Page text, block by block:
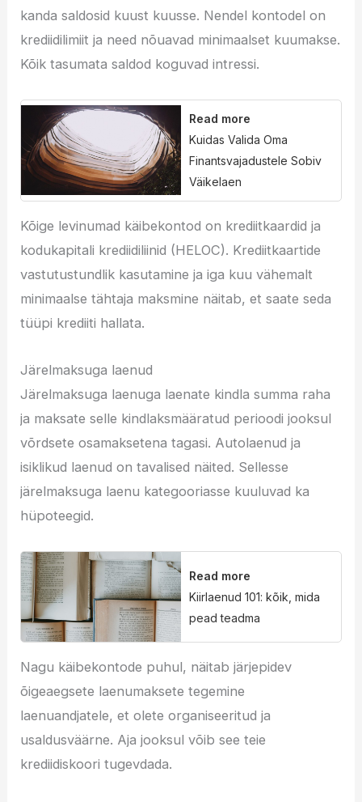
kanda saldosid kuust kuusse. Nendel kontodel on
krediidilimiit ja need nõuavad minimaalset kuumakse.
Kõik tasumata saldod koguvad intressi.
Read more
Kuidas Valida Oma
Finantsvajadustele Sobiv
Väikelaen
Kõige levinumad käibekontod on krediitkaardid ja
kodukapitali krediidiliinid (HELOC). Krediitkaartide
vastutustundlik kasutamine ja iga kuu vähemalt
minimaalse tähtaja maksmine näitab, et saate seda
tüüpi krediiti hallata.
Järelmaksuga laenud
Järelmaksuga laenuga laenate kindla summa raha
ja maksate selle kindlaksmääratud perioodi jooksul
võrdsete osamaksetena tagasi. Autolaenud ja
isiklikud laenud on tavalised näited. Sellesse
järelmaksuga laenu kategooriasse kuuluvad ka
hüpoteegid.
Read more
Kiirlaenud 101: kõik, mida
pead teadma
Nagu käibekontode puhul, näitab järjepidev
õigeaegsete laenumaksete tegemine
laenuandjatele, et olete organiseeritud ja
usaldusväärne. Aja jooksul võib see teie
krediidiskoori tugevdada.